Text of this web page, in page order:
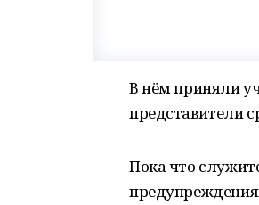
В нём приняли
представители
Пока что